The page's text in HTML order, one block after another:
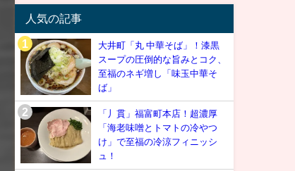
人気の記事
大井町「丸 中華そば」！漆黒
スープの圧倒的な旨みとコク、
至福のネギ増し「味玉中華そ
ば」
「丿貫」福富町本店！超濃厚
「海老味噌とトマトの冷やつ
け」で至福の冷涼フィニッシ
ュ！